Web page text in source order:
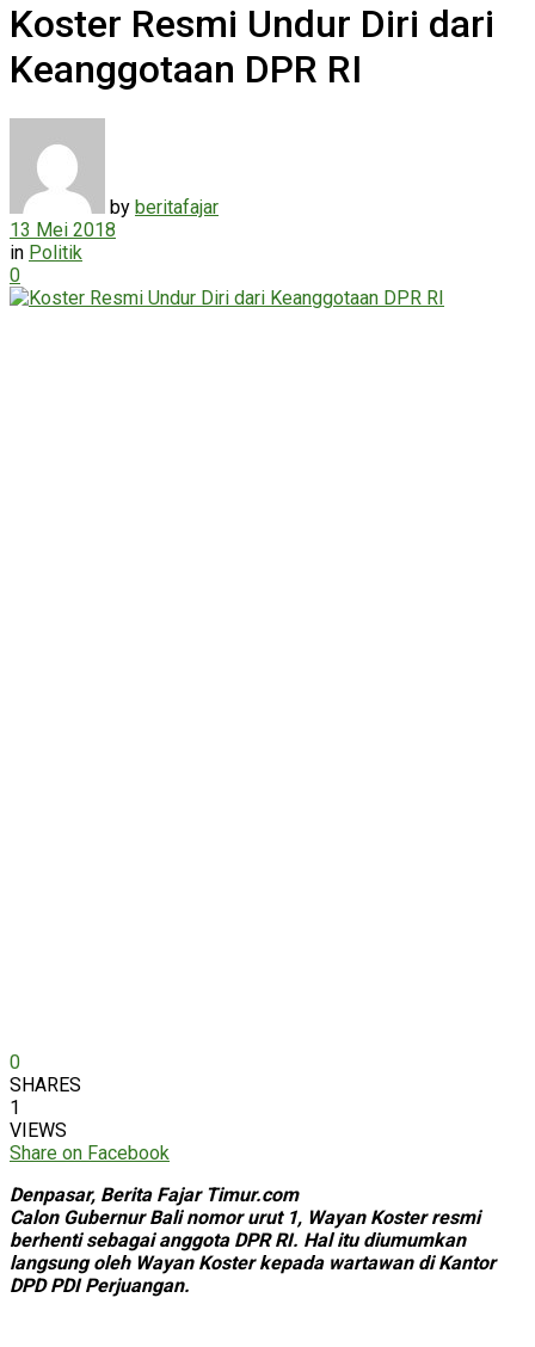
Koster Resmi Undur Diri dari
Keanggotaan DPR RI
by beritafajar
13 Mei 2018
in Politik
0
0
SHARES
1
VIEWS
Share on Facebook
Denpasar, Berita Fajar Timur.com
Calon Gubernur Bali nomor urut 1, Wayan Koster resmi
berhenti sebagai anggota DPR RI. Hal itu diumumkan
langsung oleh Wayan Koster kepada wartawan di Kantor
DPD PDI Perjuangan.